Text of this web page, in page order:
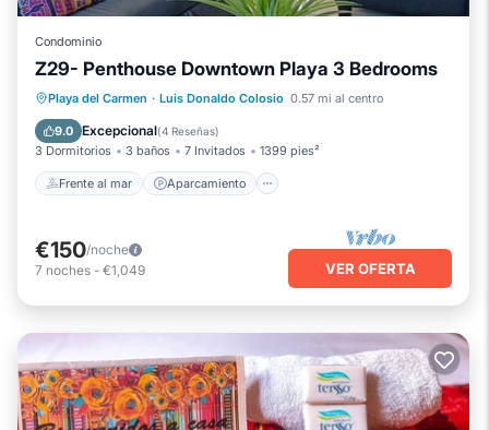
Condominio
Z29- Penthouse Downtown Playa 3 Bedrooms
Playa del Carmen · Luis Donaldo Colosio 0.57 mi al centro
9.0 Excepcional(4 Reseñas)
3 Dormitorios 3 baños 7 Invitados 1399 pies²
Frente al mar Aparcamiento
Frente al mar
Aparcamiento
Vista al mar
€150/noche
7 noches - €1,049 VER OFERTA